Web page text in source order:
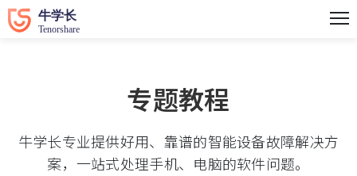
专题教程
牛学长专业提供好用、靠谱的智能设备故障解决方
案，一站式处理手机、电脑的软件问题。